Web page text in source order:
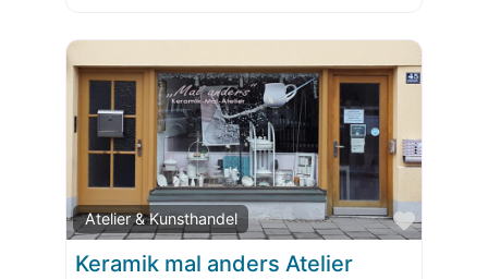
Atelier & Kunsthandel
Favorit
Keramik mal anders Atelier